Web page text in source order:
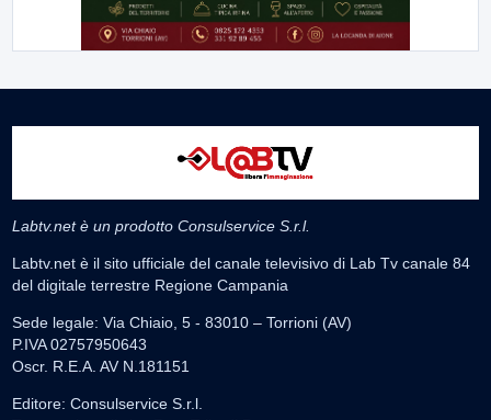
Labtv.net è un prodotto Consulservice S.r.l.
Labtv.net è il sito ufficiale del canale televisivo di Lab Tv canale 84
del digitale terrestre Regione Campania
Sede legale: Via Chiaio, 5 - 83010 – Torrioni (AV)
P.IVA 02757950643
Oscr. R.E.A. AV N.181151
Editore: Consulservice S.r.l.